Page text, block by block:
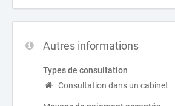
Autres informations
Types de consultation
Consultation dans un cabinet